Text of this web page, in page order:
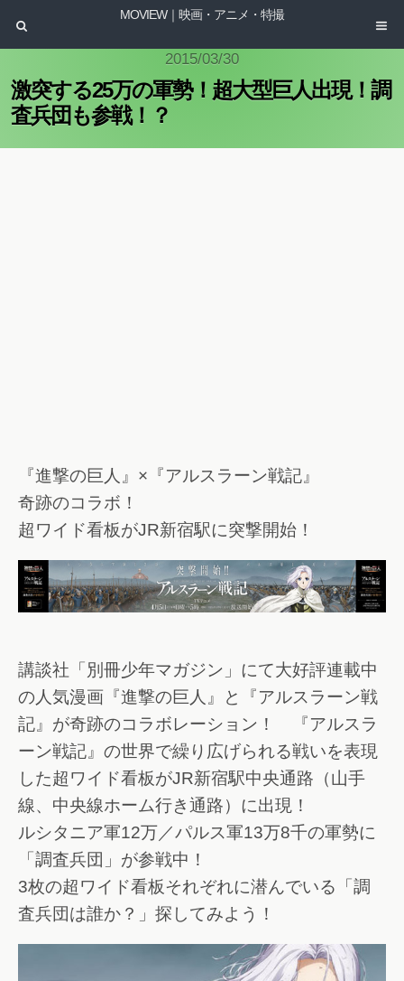
MOVIEW｜映画・アニメ・特撮
2015/03/30
激突する25万の軍勢！超大型巨人出現！調
査兵団も参戦！？
『進撃の巨人』×『アルスラーン戦記』
奇跡のコラボ！
超ワイド看板がJR新宿駅に突撃開始！
講談社「別冊少年マガジン」にて大好評連載中
の人気漫画『進撃の巨人』と『アルスラーン戦
記』が奇跡のコラボレーション！ 『アルスラ
ーン戦記』の世界で繰り広げられる戦いを表現
した超ワイド看板がJR新宿駅中央通路（山手
線、中央線ホーム行き通路）に出現！
ルシタニア軍12万／パルス軍13万8千の軍勢に
「調査兵団」が参戦中！
3枚の超ワイド看板それぞれに潜んでいる「調
査兵団は誰か？」探してみよう！